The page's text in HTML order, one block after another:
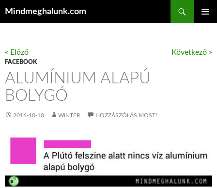
Mindmeghalunk.com
« Előző Következő »
FACEBOOK
ALUMÍNIUM ALAPÚ
BOLYGÓ
2016-10-10 WINTER HOZZÁSZÓLÁS MOST!